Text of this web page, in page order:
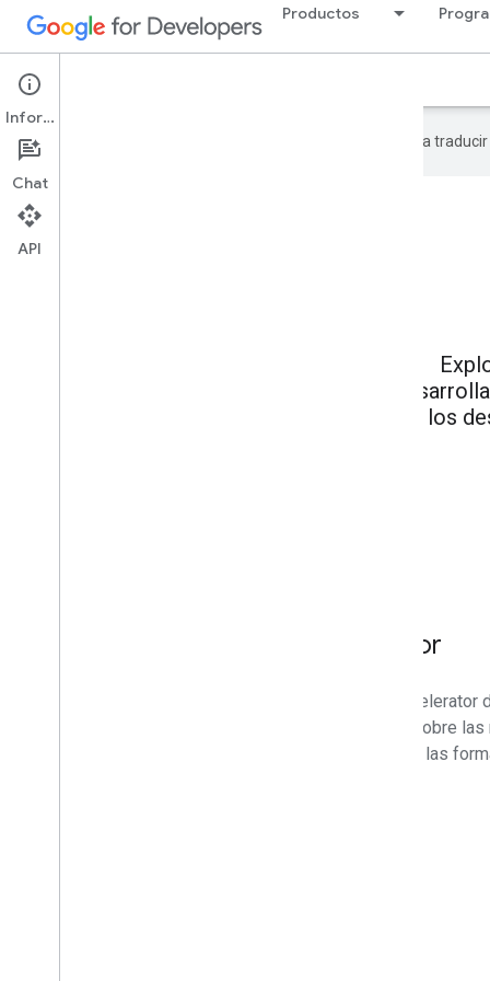
Productos
Google utiliza tecnología de IA para
los
Informe de impacto del acelerador
La segunda edición del Informe de impacto del Accelerator
2016 hasta mediados de 2025. Obtén información sobre
operamos, el alcance y el éxito de nuestra cartera, y las
Información
Chat
API